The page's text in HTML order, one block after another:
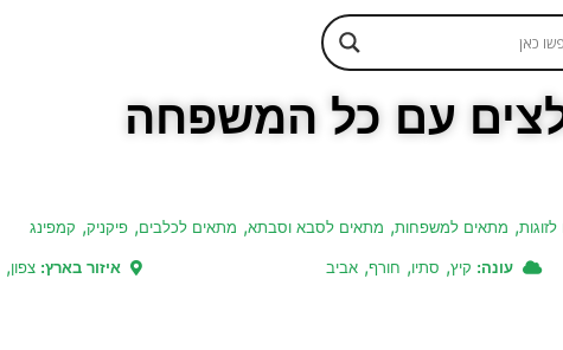
עם כל המשפחה
, מתאים למשפחות, מתאים לסבא וסבתא, מתאים לכלבים, פיקניק, קמפינג
עונה: קיץ, סתיו, חורף, אביב איזור בארץ:צפון,